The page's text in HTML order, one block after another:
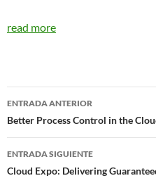
read more
Navegador
de
entradas
ENTRADA ANTERIOR
Better Process Control in the
ENTRADA SIGUIENTE
Cloud Expo: Delivering